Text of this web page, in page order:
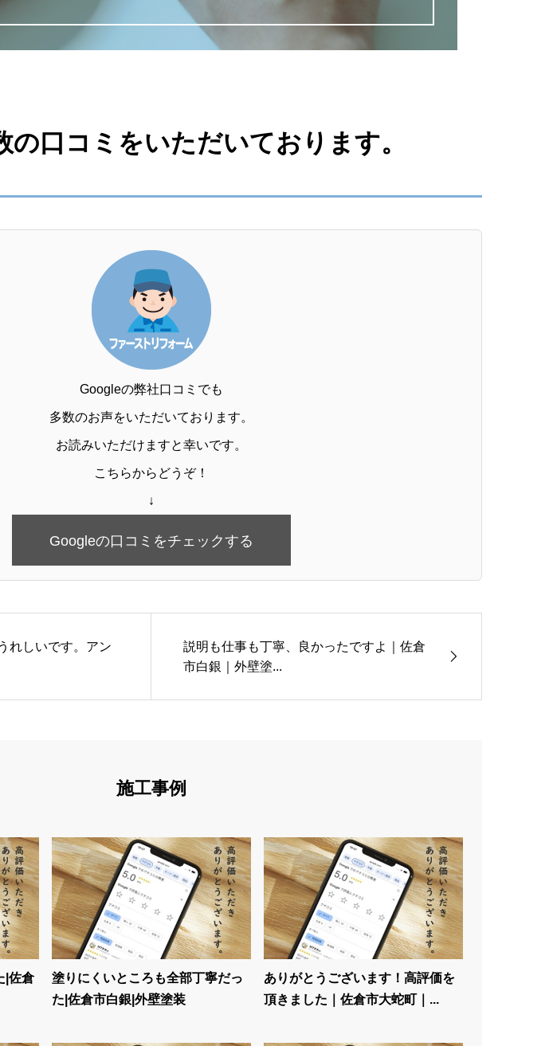
口コミをいただいております。
Googleの弊社口コミでも
多数のお声をいただいております。
お読みいただけますと幸いです。
こちらからどうぞ！
↓
Googleの口コミをチェックする
れしいです。アン
説明も仕事も丁寧、良かったですよ｜佐倉
市白銀｜外壁塗...
施工事例
|佐倉
塗りにくいところも全部丁寧だっ
た|佐倉市白銀|外壁塗装
ありがとうございます！高評価を
頂きました｜佐倉市大蛇町｜...